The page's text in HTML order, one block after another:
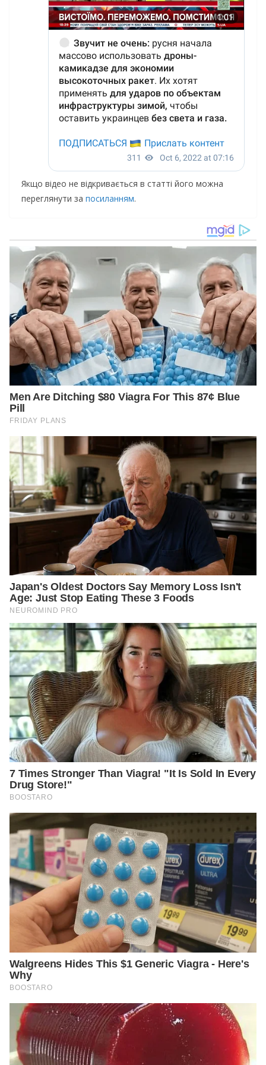
Якщо відео не відкривається в статті його можна
переглянути за посиланням.